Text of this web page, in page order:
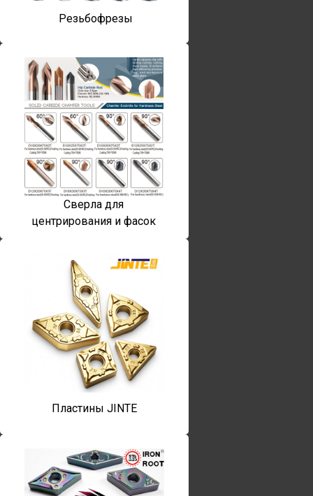
Резьбофрезы
Сверла для
центрирования и фасок
Пластины JINTE